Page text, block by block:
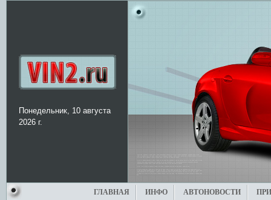
Понедельник, 10 августа
2026 г.
ГЛАВНАЯ ИНФО АВТОНОВОСТИ